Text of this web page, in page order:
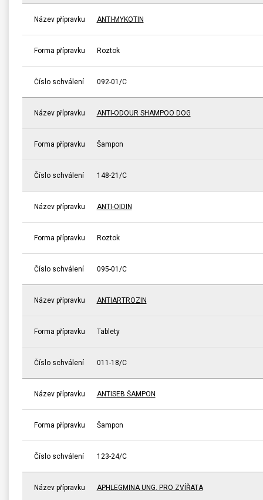
Název přípravku ANTI-MYKOTIN
Forma přípravku Roztok
Číslo schválení 092-01/C
Název přípravku ANTI-ODOUR SHAMPOO DOG
Forma přípravku Šampon
Číslo schválení 148-21/C
Název přípravku ANTI-OIDIN
Forma přípravku Roztok
Číslo schválení 095-01/C
Název přípravku ANTIARTROZIN
Forma přípravku Tablety
Číslo schválení 011-18/C
Název přípravku ANTISEB ŠAMPON
Forma přípravku Šampon
Číslo schválení 123-24/C
Název přípravku APHLEGMINA UNG. PRO ZVÍŘATA